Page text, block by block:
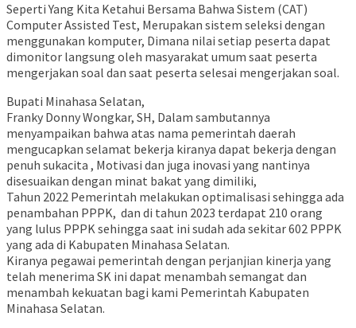
Seperti Yang Kita Ketahui Bersama Bahwa Sistem (CAT)
Computer Assisted Test, Merupakan sistem seleksi dengan
menggunakan komputer, Dimana nilai setiap peserta dapat
dimonitor langsung oleh masyarakat umum saat peserta
mengerjakan soal dan saat peserta selesai mengerjakan soal.
Bupati Minahasa Selatan,
Franky Donny Wongkar, SH, Dalam sambutannya
menyampaikan bahwa atas nama pemerintah daerah
mengucapkan selamat bekerja kiranya dapat bekerja dengan
penuh sukacita , Motivasi dan juga inovasi yang nantinya
disesuaikan dengan minat bakat yang dimiliki,
Tahun 2022 Pemerintah melakukan optimalisasi sehingga ada
penambahan PPPK, dan di tahun 2023 terdapat 210 orang
yang lulus PPPK sehingga saat ini sudah ada sekitar 602 PPPK
yang ada di Kabupaten Minahasa Selatan.
Kiranya pegawai pemerintah dengan perjanjian kinerja yang
telah menerima SK ini dapat menambah semangat dan
menambah kekuatan bagi kami Pemerintah Kabupaten
Minahasa Selatan.